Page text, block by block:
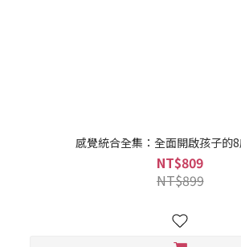
感覺統合全集：全面開啟孩子的8
NT$809
NT$899